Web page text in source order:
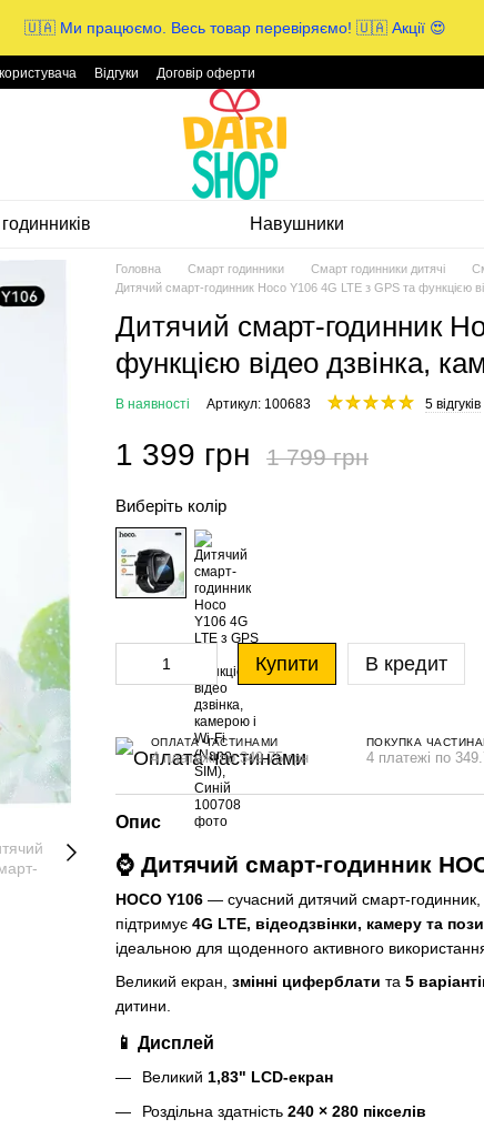
🇺🇦 Ми працюємо. Весь товар перевіряємо! 🇺🇦 Акції 😍
Відгуки Договір оферти
Навушники
Головна Смарт годинники Смарт годинники дитячі
Дитячий смарт-годинник Hoco Y106 4G LTE з GPS та функцією
Дитячий смарт-годинник
функцією відео дзвінка,
В наявності Артикул: 100683 5 відгуків
1 399 грн 1 799 грн
Виберіть колір
Купити В кредит
ОПЛАТА ЧАСТИНАМИ
4 платежі по 349.75 грн
ПОКУПКА
4 платежі по
Опис
⌚ Дитячий смарт-годинник
HOCO Y106— сучасний дитячий смарт-годинник,
підтримує 4G LTE, відеодзвінки, камеру та
ідеальною для щоденного активного
Великий екран, змінні циферблати та 5
дитини.
📱 Дисплей
Великий 1,83" LCD-екран
Роздільна здатність 240 × 280 пікселів